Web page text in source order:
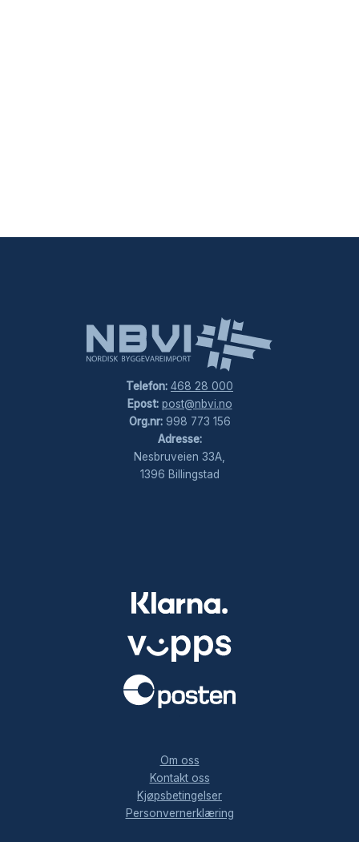
Telefon: 468 28 000
Epost: post@nbvi.no
Org.nr:998 773 156
Adresse:
Nesbruveien 33A,
1396 Billingstad
Om oss
Kontakt oss
Kjøpsbetingelser
Personvernerklæring